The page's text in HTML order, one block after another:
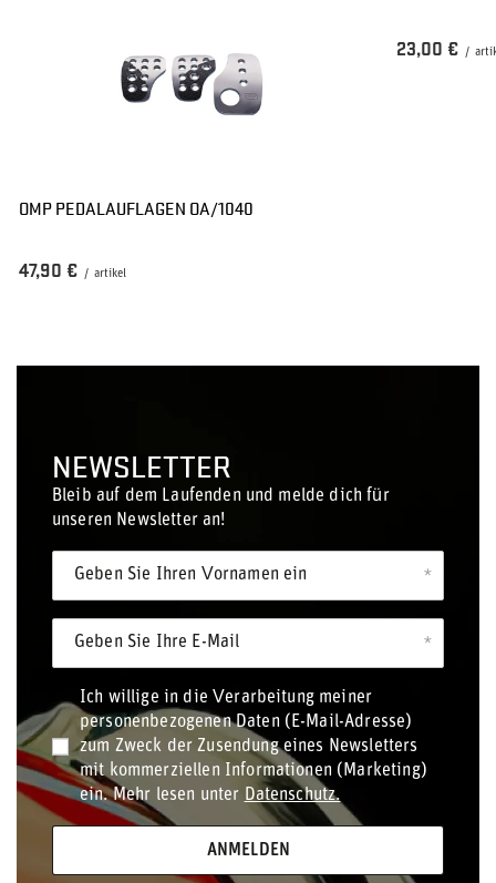
OMP PEDALAUFLAGEN OA/1040
47,90 € / artikel
23,00 € /
NEWSLETTER
Bleib auf dem Laufenden und melde dich für
unseren Newsletter an!
Geben Sie Ihren Vornamen ein
Geben Sie Ihre E-Mail
Ich willige in die Verarbeitung meiner
personenbezogenen Daten (E-Mail-Adresse)
zum Zweck der Zusendung eines Newsletters
mit kommerziellen Informationen (Marketing)
ein. Mehr lesen unter Datenschutz.
ANMELDEN